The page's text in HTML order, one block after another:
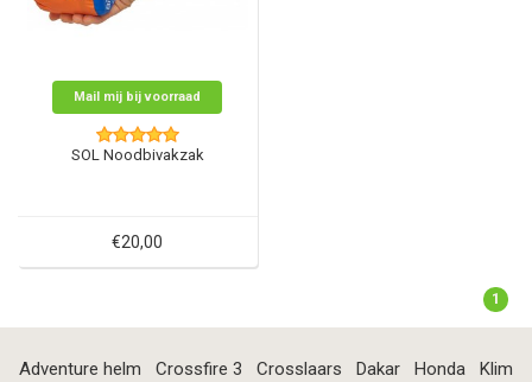
Mail mij bij voorraad
SOL Noodbivakzak
€20,00
1
Adventure helm Crossfire 3 Crosslaars Dakar Honda
Klim